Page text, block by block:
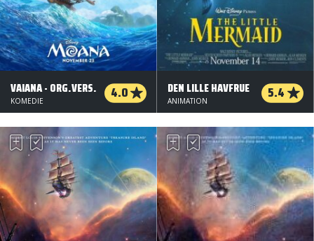
VAIANA - ORG.VERS. 4.0
KOMEDIE
DEN LILLE HAVFRUE 5.4
ANIMATION